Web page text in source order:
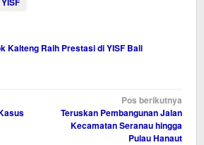
Kalteng Raih Prestasi di YISF Bali
Pos berikutnya
Teruskan Pembangunan Jalan
Kecamatan Seranau hingga
Pulau Hanaut